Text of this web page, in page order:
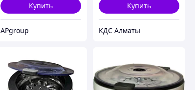
Купить
APgroup
Купить
КДС Алматы